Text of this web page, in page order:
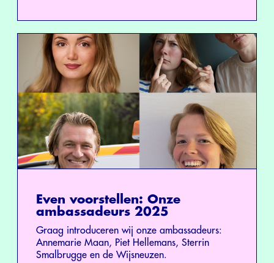
Even voorstellen: Onze
ambassadeurs 2025
Graag introduceren wij onze ambassadeurs:
Annemarie Maan, Piet Hellemans, Sterrin
Smalbrugge en de Wijsneuzen.